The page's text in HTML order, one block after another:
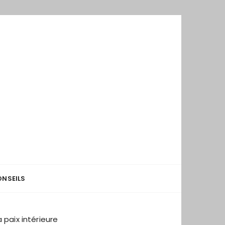
intérieure